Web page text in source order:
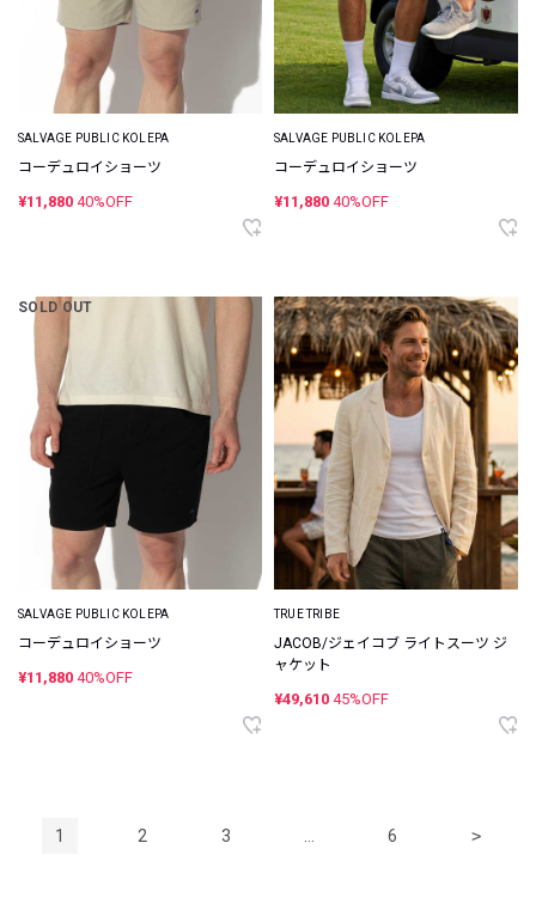
SALVAGE PUBLIC KOLEPA
コーデュロイショーツ
¥11,880 40%OFF
SALVAGE PUBLIC KOLEPA
コーデュロイショーツ
¥11,880 40%OFF
SOLD OUT
SALVAGE PUBLIC KOLEPA
コーデュロイショーツ
¥11,880 40%OFF
TRUE TRIBE
JACOB/ジェイコブ ライトスーツ ジ
ャケット
¥49,610 45%OFF
1 2 3 6 >